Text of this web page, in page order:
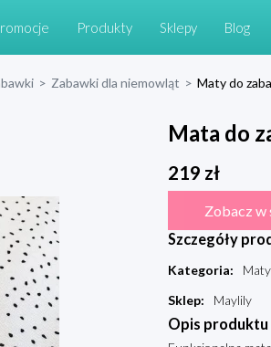
Produkty Sklepy Blog
> Zabawki dla niemowląt > Maty do
Mata do
219 zł
Zobacz
Szczegóły
Kategoria:
Sklep: Maylily
Opis produktu